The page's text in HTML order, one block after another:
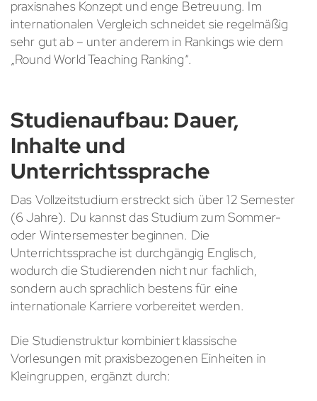
praxisnahes Konzept und enge Betreuung. Im
internationalen Vergleich schneidet sie regelmäßig
sehr gut ab – unter anderem in Rankings wie dem
„Round World Teaching Ranking“.
Studienaufbau: Dauer,
Inhalte und
Unterrichtssprache
Das Vollzeitstudium erstreckt sich über 12 Semester
(6 Jahre). Du kannst das Studium zum Sommer-
oder Wintersemester beginnen. Die
Unterrichtssprache ist durchgängig Englisch,
wodurch die Studierenden nicht nur fachlich,
sondern auch sprachlich bestens für eine
internationale Karriere vorbereitet werden.
Die Studienstruktur kombiniert klassische
Vorlesungen mit praxisbezogenen Einheiten in
Kleingruppen, ergänzt durch: